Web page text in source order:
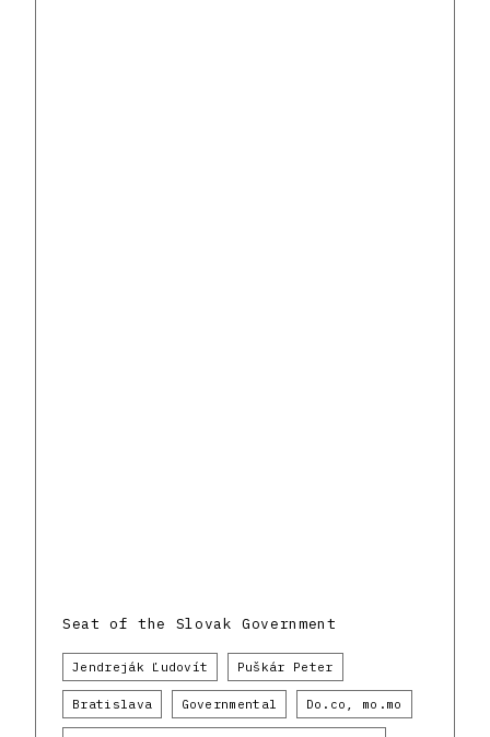
Seat of the Slovak Government
Jendreják Ľudovít Puškár Peter
Bratislava Governmental Do.co, mo.mo